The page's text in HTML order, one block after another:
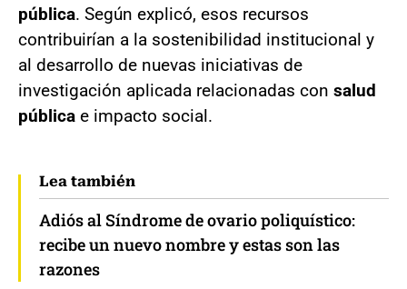
pública. Según explicó, esos recursos
contribuirían a la sostenibilidad institucional y
al desarrollo de nuevas iniciativas de
investigación aplicada relacionadas con salud
pública e impacto social.
Lea también
Adiós al Síndrome de ovario poliquístico:
recibe un nuevo nombre y estas son las
razones